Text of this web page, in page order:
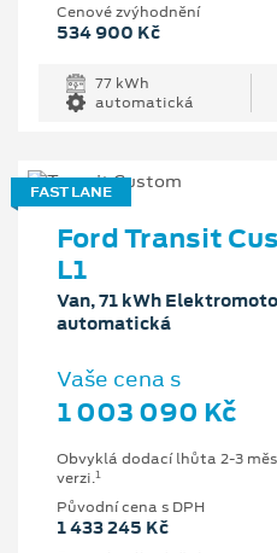
Cenové zvýhodnění
534 900 Kč
77 kWh
automatická
FAST LANE
Ford Transit
L1
Van, 71 kWh
automatická
Vaše cena s
1 003 090 Kč
Obvyklá dodací lhůta 2-3
verzi.1
Původní cena s DPH
1 433 245 Kč